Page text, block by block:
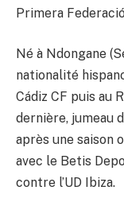
Primera
Né à Ndongane
nationalité
Cádiz CF puis au
dernière, jumeau
après une saison
avec le Betis
contre l’UD Ibiza.